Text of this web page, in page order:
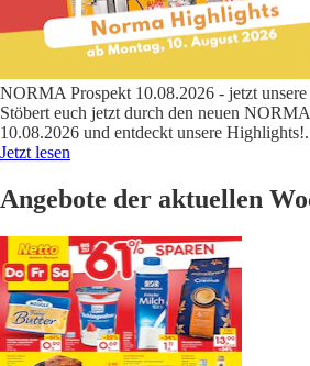
NORMA Prospekt 10.08.2026 - jetzt
Stöbert euch jetzt durch den neuen
10.08.2026 und entdeckt unsere Highlights!
Jetzt lesen
Angebote der aktuellen